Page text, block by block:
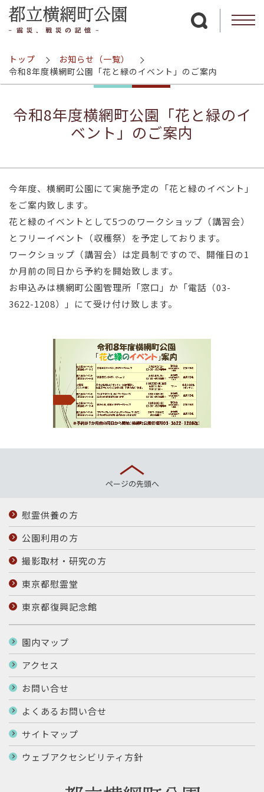
サイト内検索を
トップ
お知らせ（一覧）
令和8年度横網町公園「花と緑のイベント」のご案内
令和8年度横網町公園「花と緑のイ
ベント」のご案内
今年度、横網町公園にて実施予定の「花と緑のイベント」
をご案内致します。
花と緑のイベントとして5つのワークショップ（講習会）
とフリーイベント（収穫祭）を予定しております。
ワークショップ（講習会）は定員制ですので、開催日の1
か月前の同日から予約を開始致します。
お申込みは横網町公園管理所「窓口」か「電話（03-
3622-1208）」にて受け付け致します。
ページの先頭へ
慰霊供養の方
公園利用の方
撮影取材・研究の方
東京都慰霊堂
東京都復興記念館
園内マップ
アクセス
お問い合せ
よくあるお問い合せ
サイトマップ
ウェブアクセシビリティ方針